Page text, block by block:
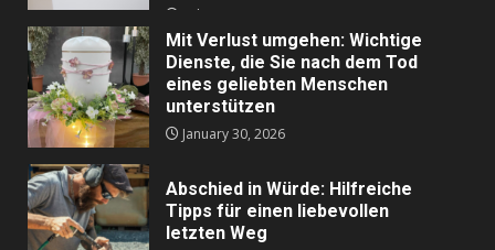
February 20, 2026
Mit Verlust umgehen: Wichtige
Dienste, die Sie nach dem Tod
eines geliebten Menschen
unterstützen
January 30, 2026
Abschied in Würde: Hilfreiche
Tipps für einen liebevollen
letzten Weg